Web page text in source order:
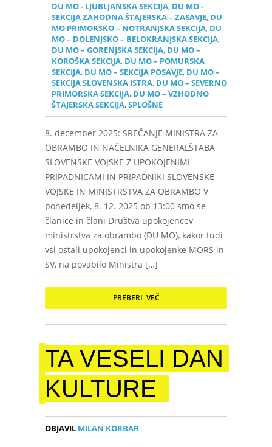
DU MO - LJUBLJANSKA SEKCIJA, DU MO -
SEKCIJA ZAHODNA ŠTAJERSKA – ZASAVJE, DU
MO PRIMORSKO – NOTRANJSKA SEKCIJA, DU
MO – DOLENJSKO – BELOKRANJSKA SEKCIJA,
DU MO – GORENJSKA SEKCIJA, DU MO –
KOROŠKA SEKCIJA, DU MO – POMURSKA
SEKCIJA, DU MO – SEKCIJA POSAVJE, DU MO –
SEKCIJA SLOVENSKA ISTRA, DU MO – SEVERNO
PRIMORSKA SEKCIJA, DU MO – VZHODNO
ŠTAJERSKA SEKCIJA,SPLOŠNE
8. december 2025: SREČANJE MINISTRA ZA
OBRAMBO IN NAČELNIKA GENERALŠTABA
SLOVENSKE VOJSKE Z UPOKOJENIMI
PRIPADNICAMI IN PRIPADNIKI SLOVENSKE
VOJSKE IN MINISTRSTVA ZA OBRAMBO V
ponedeljek, 8. 12. 2025 ob 13:00 smo se
članice in člani Društva upokojencev
ministrstva za obrambo (DU MO), kakor tudi
vsi ostali upokojenci in upokojenke MORS in
SV, na povabilo Ministra […]
PREBERI VEČ
TA VESELI DAN
KULTURE
OBJAVIL MILAN KORBAR